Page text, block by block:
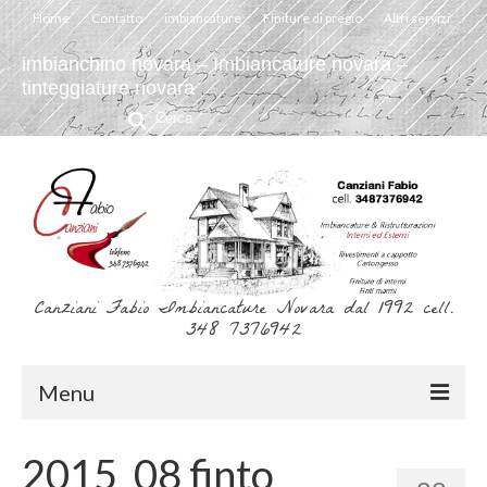
Home Contatto imbiancature Finiture di pregio Altri servizi
imbianchino novara – Imbiancature novara –
tinteggiature novara
Cerca:
Canziani Fabio Imbiancature Novara dal 1992 cell.
348 7376942
Menu
2015_08 finto